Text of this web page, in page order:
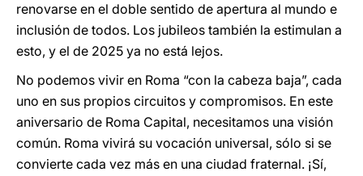
renovarse en el doble sentido de apertura al mundo e
inclusión de todos. Los jubileos también la estimulan a
esto, y el de 2025 ya no está lejos.
No podemos vivir en Roma “con la cabeza baja”, cada
uno en sus propios circuitos y compromisos. En este
aniversario de Roma Capital, necesitamos una visión
común. Roma vivirá su vocación universal, sólo si se
convierte cada vez más en una ciudad fraternal. ¡Sí,